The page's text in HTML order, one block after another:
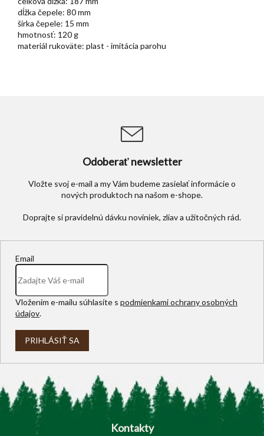
dĺžka čepele: 80 mm
šírka čepele: 15 mm
hmotnosť: 120 g
materiál rukoväte: plast - imitácia parohu
Odoberať newsletter
Vložte svoj e-mail a my Vám budeme zasielať informácie o
nových produktoch na našom e-shope.
Email
Vložením e-mailu súhlasíte s podmienkami ochrany osobných
údajov.
PRIHLÁSIŤ SA
Z
Kontakty